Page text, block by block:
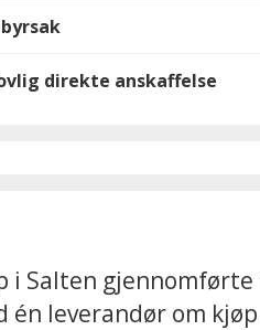
direkte anskaffelse
i Salten
én leverandør om